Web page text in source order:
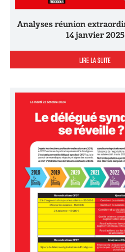
Analyses réunion extraordinaire CSE du
14 janvier 2025
LIRE LA SUITE